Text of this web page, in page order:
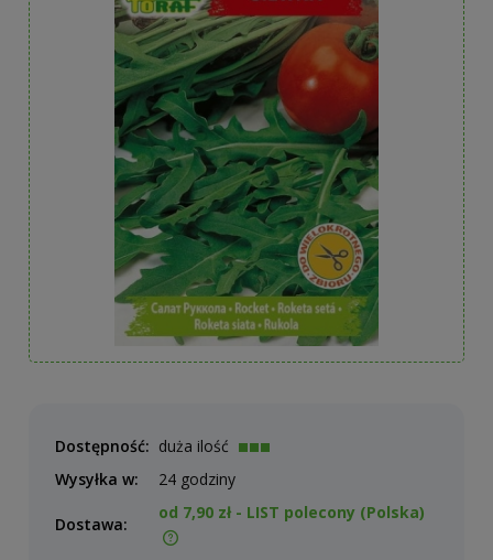
Dostępność: duża ilość
Wysyłka w:
24 godziny
Dostawa:
od 7,90 zł - LIST polecony (Polska)